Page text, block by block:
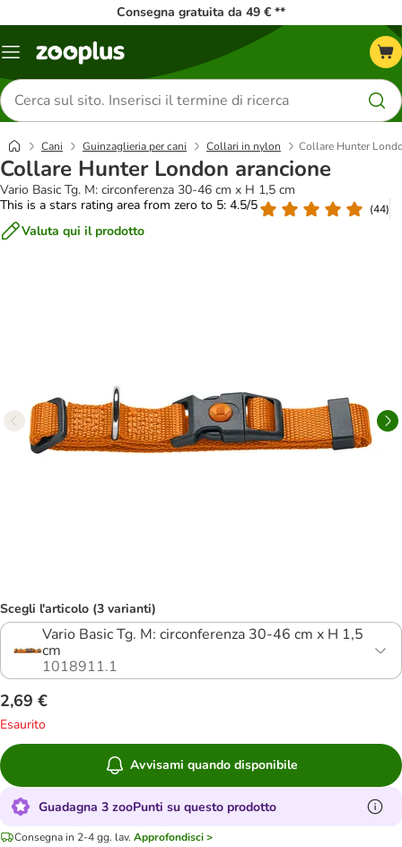
Consegna gratuita da 49 € **
Overview
Cerca
prodotti
Cani Guinzaglieria per cani Collari in nylon Collare Hunter
Collare Hunter London arancione
Vario Basic Tg. M: circonferenza 30-46 cm x H 1,5 cm
This is a stars rating area from zero to 5: 4.5/5
(44)
Valuta qui il prodotto
Scegli l'articolo (3 varianti)
Vario Basic Tg. M: circonferenza 30-46 cm x H 1,5
cm
1018911.1
2,69 €
Esaurito
Avvisami quando disponibile
Guadagna 3 zooPunti su questo prodotto
Consegna in 2-4 gg. lav. Approfondisci >